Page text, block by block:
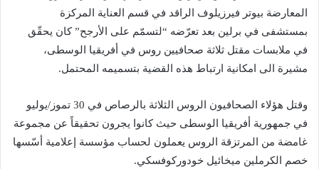
المعارضة بيوتر فيرزيلوف الراقد في قسم العناية المركزة
بمستشفى في برلين بعد تعرّضه “لتسمّم على الأرجح” كان يحقّق
في ملابسات مقتل ثلاثة صحافيين روس في أفريقيا الوسطى،
مشيرة الى امكانية ارتباط هذه القضية بتسميمه المحتمل.
وقتل هؤلاء الصحافيون الروس الثلاثة بالرصاص في 30 تموز/يوليو
في جمهورية أفريقيا الوسطى حيث كانوا يجرون تحقيقاً عن مجموعة
غامضة من المرتزقة الروس يعملون لحساب مؤسسة إعلامية أسّسها
خصم الكرملين ميخائيل خودوركوفسكي.